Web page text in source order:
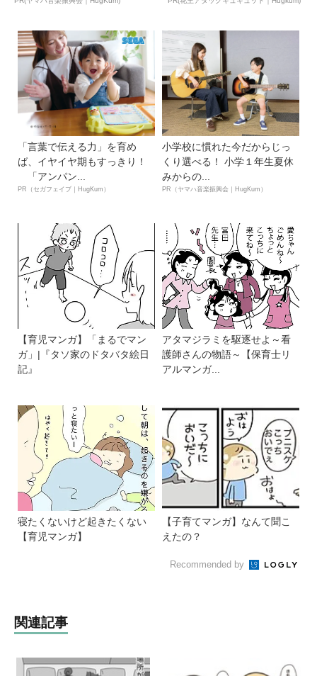
「言葉で伝える力」を育め
ば、イヤイヤ期もすっきり！
「アンパン...
PR（セガフェイブ｜HugKum）
小学校に慣れた今だからじっ
くり選べる！ 小学１年生夏休
みからの...
PR（ヤマハ音楽振興会｜HugKum）
【育児マンガ】「まるでマン
ガ」|『タソ家のドタバタ絵日
記』
アタマジラミを駆逐せよ～看
護師さんの物語～【保育士リ
アルマンガ...
寝たくないけど起きたくない
【育児マンガ】
【子育てマンガ】なんて聞こ
えたの？
Recommended by
関連記事